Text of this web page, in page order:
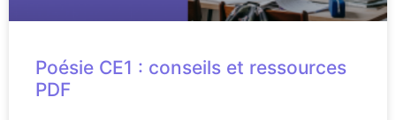
Poésie CE1 : conseils et ressources
PDF